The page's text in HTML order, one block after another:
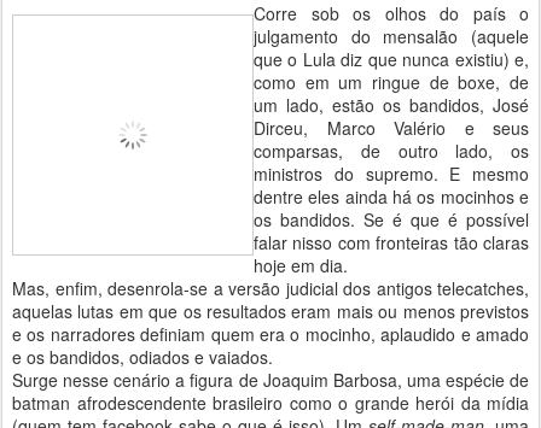
Corre sob os olhos do país o
julgamento do mensalão (aquele
que o Lula diz que nunca existiu) e,
como em um ringue de boxe, de
um lado, estão os bandidos, José
Dirceu, Marco Valério e seus
comparsas, de outro lado, os
ministros do supremo. E mesmo
dentre eles ainda há os mocinhos e
os bandidos. Se é que é possível
falar nisso com fronteiras tão claras
hoje em dia.
Mas, enfim, desenrola-se a versão judicial dos antigos telecatches,
aquelas lutas em que os resultados eram mais ou menos previstos
e os narradores definiam quem era o mocinho, aplaudido e amado
e os bandidos, odiados e vaiados.
Surge nesse cenário a figura de Joaquim Barbosa, uma espécie de
batman afrodescendente brasileiro como o grande herói da mídia